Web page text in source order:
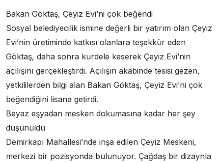
Bakan Göktaş, Çeyiz Evi’ni çok beğendi
Sosyal belediyecilik ismine değerli bir yatırım olan Çeyiz
Evi’nin üretiminde katkısı olanlara teşekkür eden
Göktaş, daha sonra kurdele keserek Çeyiz Evi’nin
açılışını gerçekleştirdi. Açılışın akabinde tesisi gezen,
yetkililerden bilgi alan Bakan Göktaş, Çeyiz Evi’ni çok
beğendiğini lisana getirdi.
Beyaz eşyadan mesken dokumasına kadar her şey
düşünüldü
Demirkapı Mahallesi’nde inşa edilen Çeyiz Meskeni,
merkezi bir pozisyonda bulunuyor. Çağdaş bir dizaynla